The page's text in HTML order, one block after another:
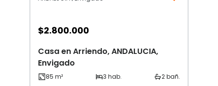
$2.800.000
Casa en Arriendo, ANDALUCIA,
Envigado